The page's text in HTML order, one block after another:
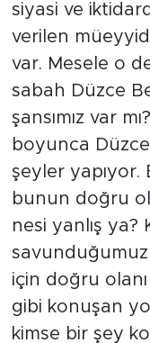
siyasi ve
verilen
var. Mesele o
sabah Düzce
şansımız var
boyunca
şeyler yapıyor.
bunun doğru
nesi yanlış ya?
savunduğumuz
için doğru
gibi konuşan
kimse bir şey